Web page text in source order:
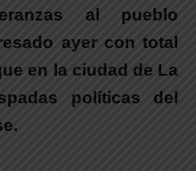
al pueblo
ayer con total
en la ciudad de La
políticas del